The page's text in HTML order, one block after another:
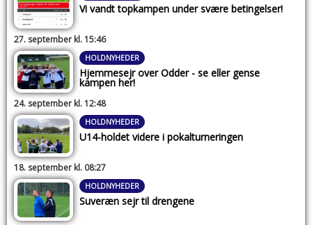
Vi vandt topkampen under svære betingelser!
27. september kl. 15:46
HOLDNYHEDER
Hjemmesejr over Odder - se eller gense
kampen her!
24. september kl. 12:48
HOLDNYHEDER
U14-holdet videre i pokalturneringen
18. september kl. 08:27
HOLDNYHEDER
Suveræn sejr til drengene